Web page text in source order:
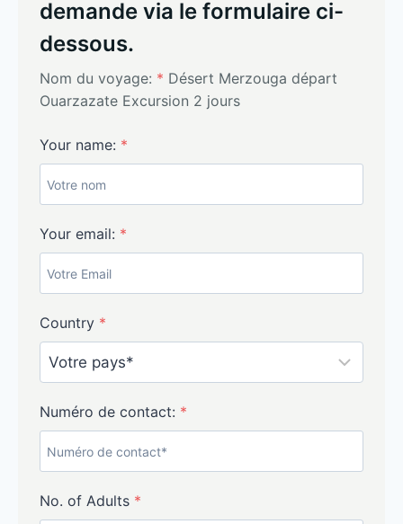
demande via le formulaire ci-
dessous.
Nom du voyage: * Désert Merzouga départ
Ouarzazate Excursion 2 jours
Your name: *
Your email: *
Country *
Numéro de contact: *
No. of Adults *